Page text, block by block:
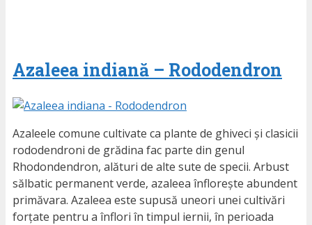
Azaleea indiană – Rododendron
Azaleele comune cultivate ca plante de ghiveci și clasicii
rododendroni de grădina fac parte din genul
Rhodondendron, alături de alte sute de specii. Arbust
sălbatic permanent verde, azaleea înflorește abundent
primăvara. Azaleea este supusă uneori unei cultivări
forțate pentru a înflori în timpul iernii, în perioada